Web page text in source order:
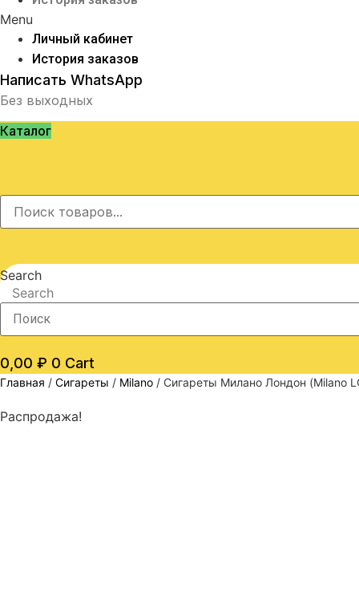
Menu
Личный кабинет
История заказов
Написать WhatsApp
Без выходных
Каталог
Search
Search
0,00 ₽ 0 Cart
Главная / Сигареты / Milano / Сигареты Милано Лондон (Milano
Распродажа!